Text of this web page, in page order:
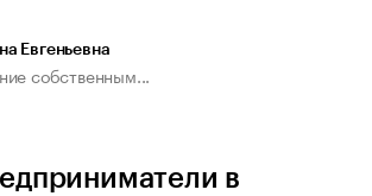
Евгеньевна
собственным...
в